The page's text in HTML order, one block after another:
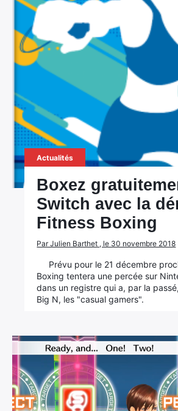
Actualités
Boxez
Switch avec la
Fitness Boxing
Par Julien Barthet , le 30 novembre 2018
Prévu pour le 21 décembre
Boxing tentera une percée sur
dans un registre qui a, par la
Big N, les "casual gamers".